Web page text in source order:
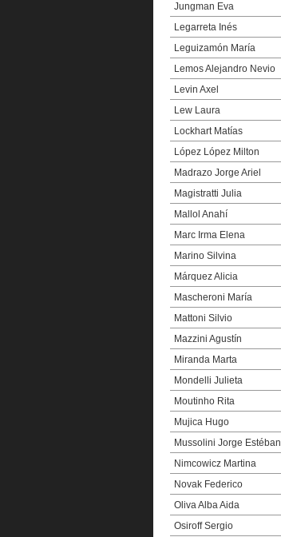
Jungman Eva
Legarreta Inés
Leguizamón María
Lemos Alejandro Nevio
Levin Axel
Lew Laura
Lockhart Matías
López López Milton
Madrazo Jorge Ariel
Magistratti Julia
Mallol Anahí
Marc Irma Elena
Marino Silvina
Márquez Alicia
Mascheroni María
Mattoni Silvio
Mazzini Agustín
Miranda Marta
Mondelli Julieta
Moutinho Rita
Mujica Hugo
Mussolini Jorge Estéban
Nimcowicz Martina
Novak Federico
Oliva Alba Aida
Osiroff Sergio